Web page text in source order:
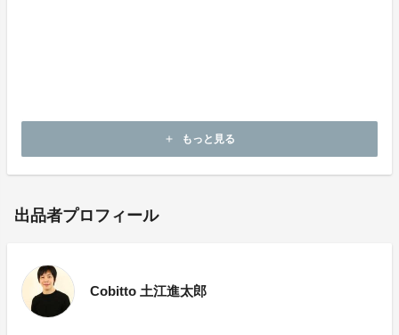
と共に商品製作を担当する。
add もっと見る
出品者プロフィール
Cobitto 土江進太郎